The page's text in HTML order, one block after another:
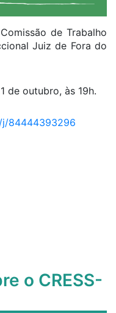
de Trabalho
Juiz de Fora do
de outubro, às 19h.
84444393296
o CRESS-